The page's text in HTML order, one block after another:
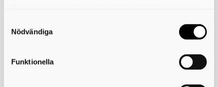
användning av kakor som du hittar längst ner på sidan
Nödvändiga
Funktionella
Släktforskning